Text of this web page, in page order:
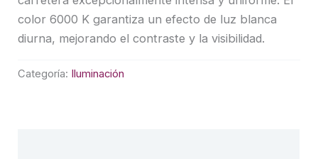
color 6000 K garantiza un efecto de luz blanca
diurna, mejorando el contraste y la visibilidad.
Categoría: Iluminación